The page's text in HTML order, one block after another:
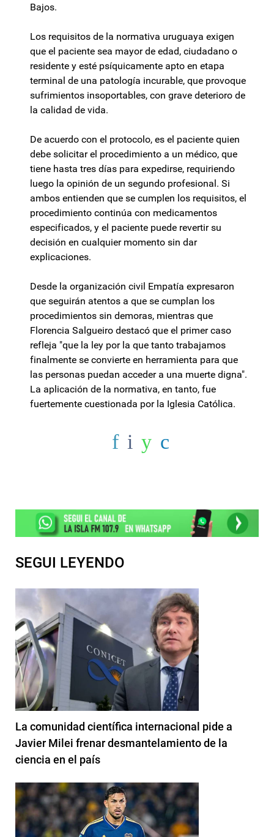
Bajos.
Los requisitos de la normativa uruguaya exigen
que el paciente sea mayor de edad, ciudadano o
residente y esté psíquicamente apto en etapa
terminal de una patología incurable, que provoque
sufrimientos insoportables, con grave deterioro de
la calidad de vida.
De acuerdo con el protocolo, es el paciente quien
debe solicitar el procedimiento a un médico, que
tiene hasta tres días para expedirse, requiriendo
luego la opinión de un segundo profesional. Si
ambos entienden que se cumplen los requisitos, el
procedimiento continúa con medicamentos
especificados, y el paciente puede revertir su
decisión en cualquier momento sin dar
explicaciones.
Desde la organización civil Empatía expresaron
que seguirán atentos a que se cumplan los
procedimientos sin demoras, mientras que
Florencia Salgueiro destacó que el primer caso
refleja "que la ley por la que tanto trabajamos
finalmente se convierte en herramienta para que
las personas puedan acceder a una muerte digna".
La aplicación de la normativa, en tanto, fue
fuertemente cuestionada por la Iglesia Católica.
SEGUI LEYENDO
La comunidad científica internacional pide a
Javier Milei frenar desmantelamiento de la
ciencia en el país